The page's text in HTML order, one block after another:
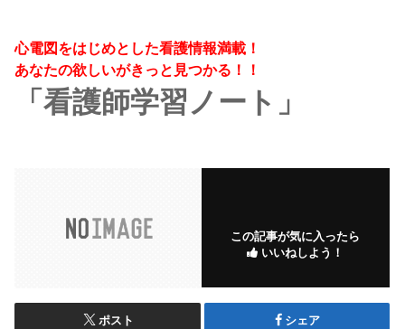
心電図をはじめとした看護情報満載！
あなたの欲しいがきっと見つかる！！
「看護師学習ノート」
この記事が気に入ったら
いいねしよう！
ポスト シェア